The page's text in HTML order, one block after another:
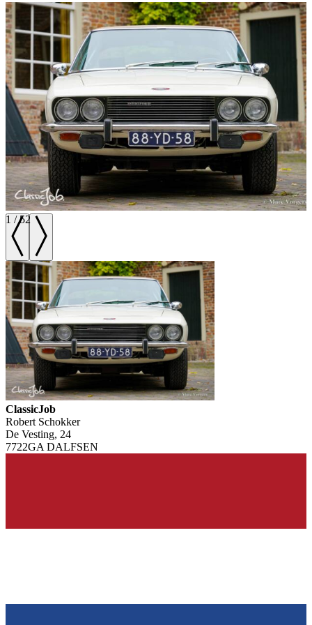
1 /52
ClassicJob
Robert Schokker
De Vesting, 24
7722GA DALFSEN